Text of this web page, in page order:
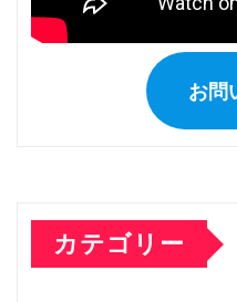
お問
カテゴリー